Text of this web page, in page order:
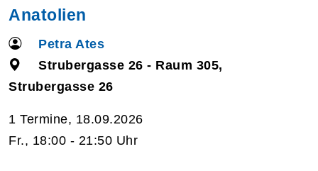
Anatolien
Petra Ates
Strubergasse 26 - Raum 305,
Strubergasse 26
1 Termine, 18.09.2026
Fr., 18:00 - 21:50 Uhr